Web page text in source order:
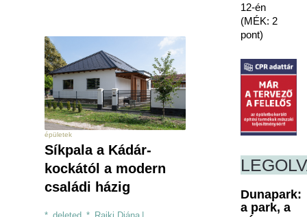
épületek
Síkpala a Kádár-
kockától a modern
családi házig
12-én
(MÉK: 2
pont)
Dunapark:
a park, a